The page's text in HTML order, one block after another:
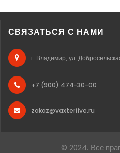
СВЯЗАТЬСЯ С НАМИ
г. Владимир, ул.
+7 (900) 474-30-00
zakaz@vaxterfive.ru
© 2024. Все